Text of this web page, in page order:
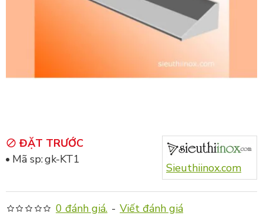
ĐẶT TRƯỚC
Mã sp:gk-KT1
Sieuthiinox.com
0 đánh giá. - Viết đánh giá